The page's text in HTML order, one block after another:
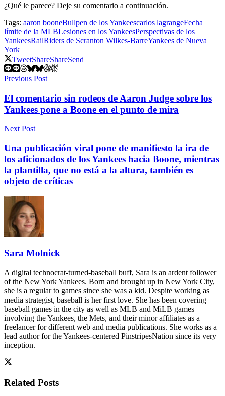
¿Qué le parece? Deje su comentario a continuación.
Tags: aaron booneBullpen de los Yankeescarlos lagrangeFecha
límite de la MLBLesiones en los YankeesPerspectivas de los
YankeesRailRiders de Scranton Wilkes-BarreYankees de Nueva
York
TweetShareShareSend
Previous Post
El comentario sin rodeos de Aaron Judge sobre los
Yankees pone a Boone en el punto de mira
Next Post
Una publicación viral pone de manifiesto la ira de
los aficionados de los Yankees hacia Boone, mientras
la plantilla, que no está a la altura, también es
objeto de críticas
Sara Molnick
A digital technocrat-turned-baseball buff, Sara is an ardent follower
of the New York Yankees. Born and brought up in New York City,
she is a regular to games since she was a kid. Despite working as
media strategist, baseball is her first love. She has been covering
baseball games in the city as well as MLB and MiLB games
involving the Yankees, the Mets, and their minor affiliates as a
freelancer for different web and media publications. She works as a
lead author for the Yankees-centered PinstripesNation since its very
inception.
Related Posts